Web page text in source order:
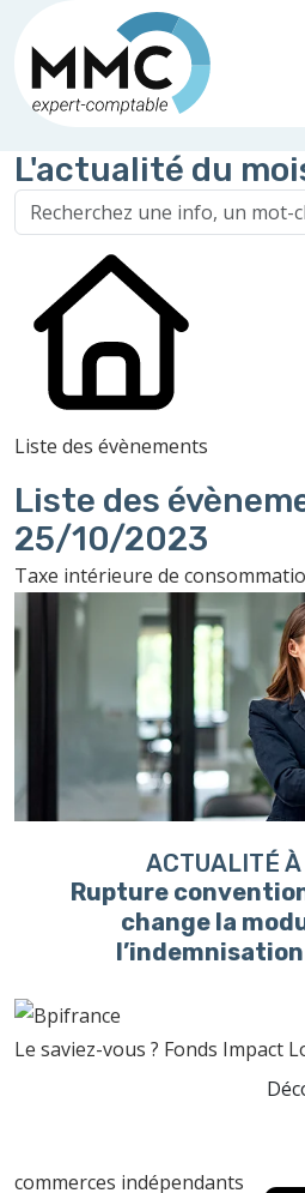
L'actualité du
Liste des évènements
Liste des
25/10/2023
Taxe intérieure de
ACTUALITÉ À
Rupture
change la
Le saviez-vous ? Fonds Impact
commerces indépendants